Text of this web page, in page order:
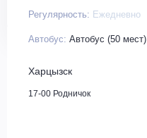
Регулярность: Ежедневно
Автобус: Автобус (50 мест)
Харцызск
17-00 Родничок